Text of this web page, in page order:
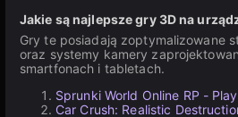
Jakie są najlepsze gry 3D na
Gry te posiadają zoptymalizowane
oraz systemy kamery
smartfonach i tabletach.
Sprunki World Online RP -
Car Crush: Realistic